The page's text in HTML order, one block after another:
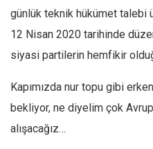
günlük teknik hükümet talebi
12 Nisan 2020 tarihinde
siyasi partilerin hemfikir
Kapımızda nur topu gibi
bekliyor, ne diyelim çok
alışacağız…